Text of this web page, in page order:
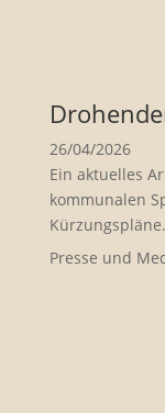
26/04/2026
Ein aktuelles
kommu­nalen
Presse und